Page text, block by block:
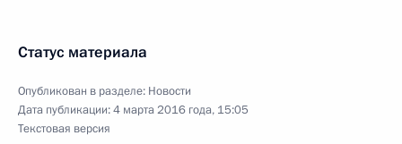
Статус материала
Опубликован в разделе: Новости
Дата публикации:4 марта 2016 года, 15:05
Текстовая версия